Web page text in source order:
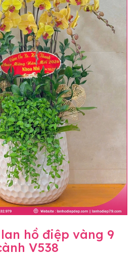
hồ điệp vàng 9
V538